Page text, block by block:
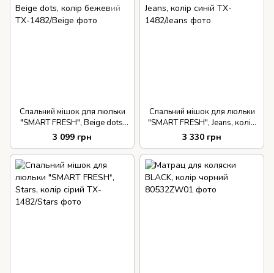
Спальний мішок для люльки
"SMART FRESH", Beige dots,
колір бежевий
3 099 грн
Спальний мішок для люльки
"SMART FRESH", Jeans, колір
синій
3 330 грн